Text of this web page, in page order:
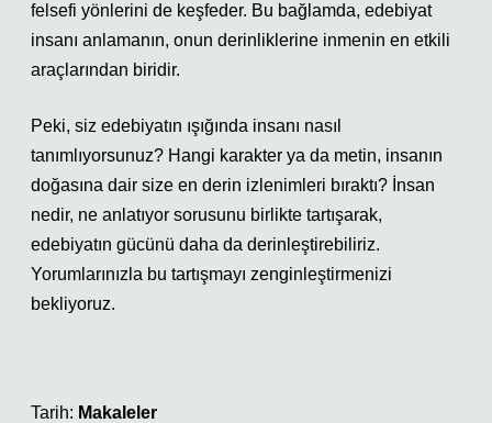
felsefi yönlerini de keşfeder. Bu bağlamda, edebiyat
insanı anlamanın, onun derinliklerine inmenin en etkili
araçlarından biridir.
Peki, siz edebiyatın ışığında insanı nasıl
tanımlıyorsunuz? Hangi karakter ya da metin, insanın
doğasına dair size en derin izlenimleri bıraktı? İnsan
nedir, ne anlatıyor sorusunu birlikte tartışarak,
edebiyatın gücünü daha da derinleştirebiliriz.
Yorumlarınızla bu tartışmayı zenginleştirmenizi
bekliyoruz.
Tarih: Makaleler